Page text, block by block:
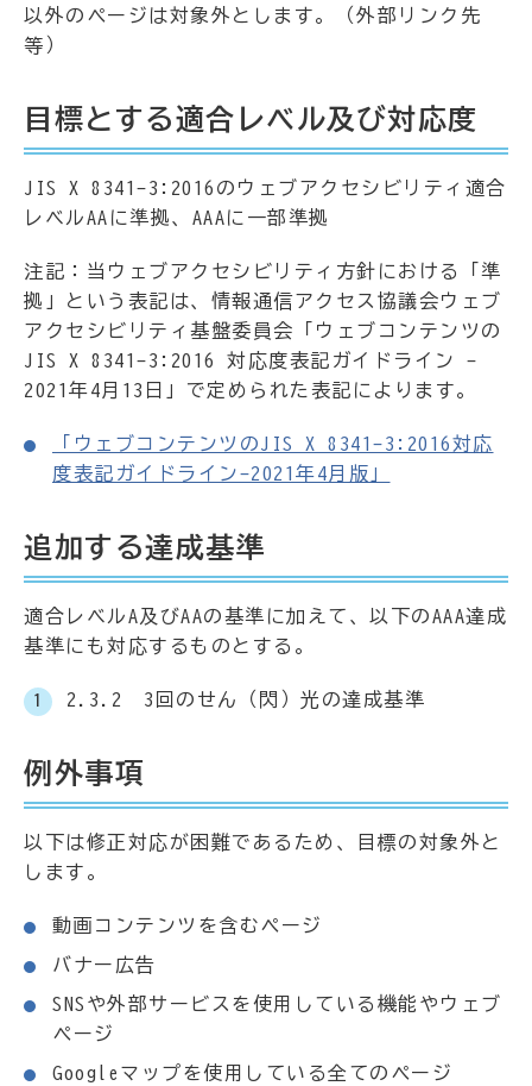
以外のページは対象外とします。（外部リンク先
等）
目標とする適合レベル及び対応度
JIS X 8341-3:2016のウェブアクセシビリティ適合
レベルAAに準拠、AAAに一部準拠
注記：当ウェブアクセシビリティ方針における「準
拠」という表記は、情報通信アクセス協議会ウェブ
アクセシビリティ基盤委員会「ウェブコンテンツの
JIS X 8341-3:2016 対応度表記ガイドライン -
2021年4月13日」で定められた表記によります。
「ウェブコンテンツのJIS X 8341-3:2016対応
度表記ガイドライン-2021年4月版」
追加する達成基準
適合レベルA及びAAの基準に加えて、以下のAAA達成
基準にも対応するものとする。
2.3.2 3回のせん（閃）光の達成基準
例外事項
以下は修正対応が困難であるため、目標の対象外と
します。
動画コンテンツを含むページ
バナー広告
SNSや外部サービスを使用している機能やウェブ
ページ
Googleマップを使用している全てのページ